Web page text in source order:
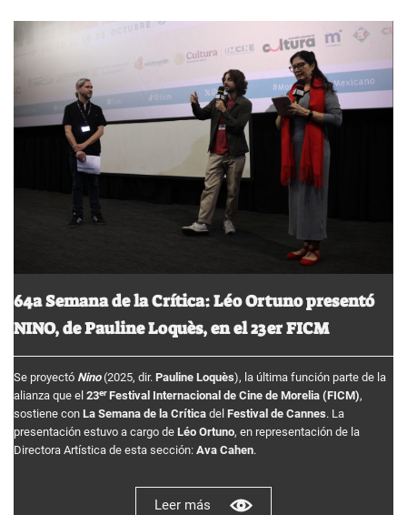
64a Semana de la Crítica: Léo Ortuno presentó
NINO, de Pauline Loquès, en el 23er FICM
Se proyectó Nino(2025, dir. Pauline Loquès), la última función parte de la
alianza que el 23erFestival Internacional de Cine de Morelia (FICM),
sostiene con La Semana de la Crítica del Festival de Cannes. La
presentación estuvo a cargo de Léo Ortuno, en representación de la
Directora Artística de esta sección: Ava Cahen.
Leer más